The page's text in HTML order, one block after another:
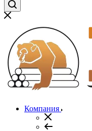
Компания